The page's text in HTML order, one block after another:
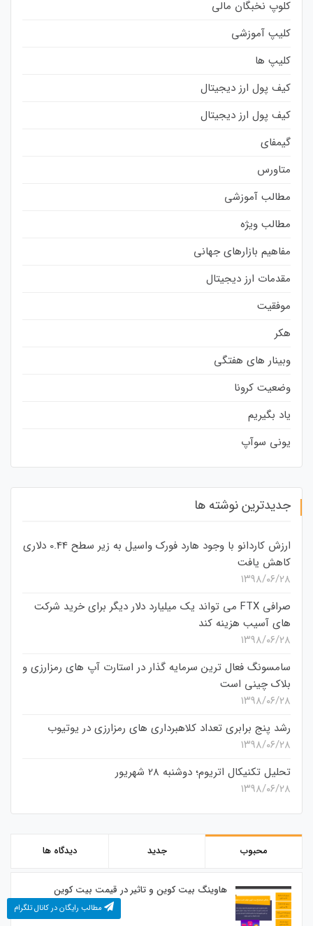
کلوپ نخبگان مالی
کلیپ آموزشی
کلیپ ها
کیف پول ارز دیجیتال
کیف پول ارز دیجیتال
گیمفای
متاورس
مطالب آموزشی
مطالب ویژه
مفاهیم بازارهای جهانی
مقدمات ارز دیجیتال
موفقیت
هکر
وبینار های هفتگی
وضعیت کرونا
یاد بگیریم
یونی سوآپ
جدیدترین نوشته ها
ارزش کاردانو با وجود هارد فورک واسیل به زیر سطح 0.44 دلاری
کاهش یافت
۱۳۹۸/۰۶/۲۸
صرافی FTX می تواند یک میلیارد دلار دیگر برای خرید شرکت
های آسیب هزینه کند
۱۳۹۸/۰۶/۲۸
سامسونگ فعال‌ ترین سرمایه‌ گذار در استارت‌ آپ‌ های رمزارزی و
بلاک چینی است
۱۳۹۸/۰۶/۲۸
رشد پنج برابری تعداد کلاهبرداری های رمزارزی در یوتیوب
۱۳۹۸/۰۶/۲۸
تحلیل تکنیکال اتریوم؛ دوشنبه 28 شهریور
۱۳۹۸/۰۶/۲۸
محبوب جدید دیدگاه ها
هاوینگ بیت کوین و تاثیر در قیمت بیت کوین
مطالب رایگان در کانال تلگرام